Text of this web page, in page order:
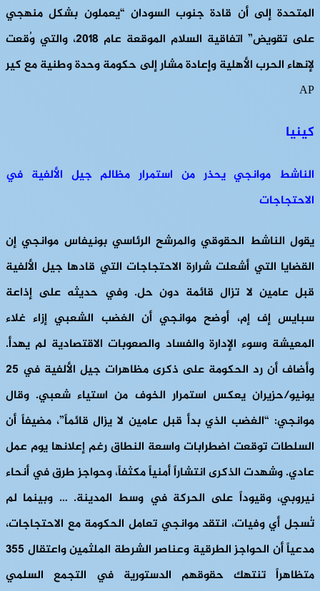
المتحدة إلى أن قادة جنوب السودان “يعملون بشكل منهجي
على تقويض” اتفاقية السلام الموقعة عام 2018، والتي وُقعت
لإنهاء الحرب الأهلية وإعادة مشار إلى حكومة وحدة وطنية مع كير
AP
كينيا
الناشط موانجي يحذر من استمرار مظالم جيل الألفية في
الاحتجاجات
يقول الناشط الحقوقي والمرشح الرئاسي بونيفاس موانجي إن
القضايا التي أشعلت شرارة الاحتجاجات التي قادها جيل الألفية
قبل عامين لا تزال قائمة دون حل. وفي حديثه على إذاعة
سبايس إف إم، أوضح موانجي أن الغضب الشعبي إزاء غلاء
المعيشة وسوء الإدارة والفساد والصعوبات الاقتصادية لم يهدأ.
وأضاف أن رد الحكومة على ذكرى مظاهرات جيل الألفية في 25
يونيو/حزيران يعكس استمرار الخوف من استياء شعبي. وقال
موانجي: “الغضب الذي بدأ قبل عامين لا يزال قائماً”، مضيفاً أن
السلطات توقعت اضطرابات واسعة النطاق رغم إعلانها يوم عمل
عادي. وشهدت الذكرى انتشاراً أمنياً مكثفاً، وحواجز طرق في أنحاء
نيروبي، وقيوداً على الحركة في وسط المدينة. … وبينما لم
تُسجل أي وفيات، انتقد موانجي تعامل الحكومة مع الاحتجاجات،
مدعياً ​​أن الحواجز الطرقية وعناصر الشرطة الملثمين واعتقال 355
متظاهراً تنتهك حقوقهم الدستورية في التجمع السلمي